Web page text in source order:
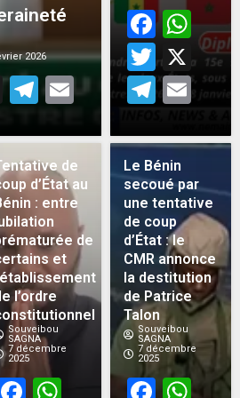
2026
X Telegram
Email
X
de
d’État au
: entre
de
et
l’ordre
Souveibou
SAGNA
7 décembre
2025
Le Bénin
secoué par
une tentative
de coup
d’État : le
CMR annonce
la destitution
de Patrice
Talon
Souveibou
SAGNA
7 décembre
2025